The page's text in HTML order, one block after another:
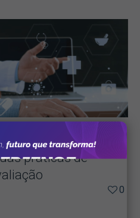
práticas de
0